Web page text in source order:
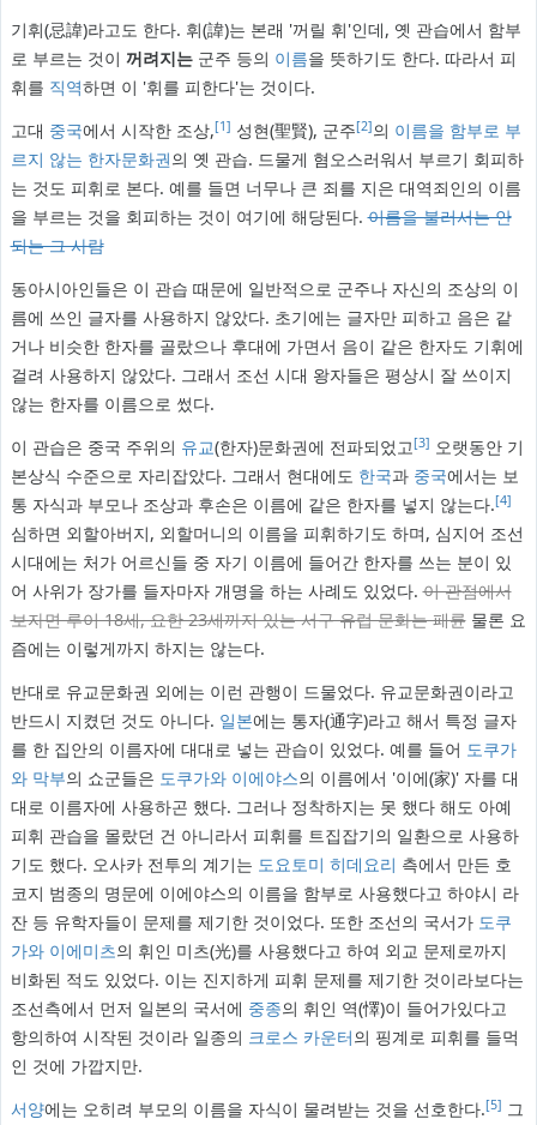
기휘(忌諱)라고도 한다. 휘(諱)는 본래 '꺼릴 휘'인데, 옛 관습에서 함부
로 부르는 것이 꺼려지는군주 등의 이름을 뜻하기도 한다. 따라서 피
휘를 직역하면 이 '휘를 피한다'는 것이다.
고대 중국에서 시작한 조상,[1] 성현(聖賢), 군주[2]의 이름을 함부로 부
르지 않는 한자문화권의 옛 관습. 드물게 혐오스러워서 부르기 회피하
는 것도 피휘로 본다. 예를 들면 너무나 큰 죄를 지은 대역죄인의 이름
을 부르는 것을 회피하는 것이 여기에 해당된다.이름을 불러서는 안
되는 그 사람
동아시아인들은 이 관습 때문에 일반적으로 군주나 자신의 조상의 이
름에 쓰인 글자를 사용하지 않았다. 초기에는 글자만 피하고 음은 같
거나 비슷한 한자를 골랐으나 후대에 가면서 음이 같은 한자도 기휘에
걸려 사용하지 않았다. 그래서 조선 시대 왕자들은 평상시 잘 쓰이지
않는 한자를 이름으로 썼다.
이 관습은 중국 주위의 유교(한자)문화권에 전파되었고[3] 오랫동안 기
본상식 수준으로 자리잡았다. 그래서 현대에도 한국과 중국에서는 보
통 자식과 부모나 조상과 후손은 이름에 같은 한자를 넣지 않는다.[4]
심하면 외할아버지, 외할머니의 이름을 피휘하기도 하며, 심지어 조선
시대에는 처가 어르신들 중 자기 이름에 들어간 한자를 쓰는 분이 있
어 사위가 장가를 들자마자 개명을 하는 사례도 있었다.이 관점에서
보자면 루이 18세, 요한 23세까지 있는 서구 유럽 문화는 패륜물론 요
즘에는 이렇게까지 하지는 않는다.
반대로 유교문화권 외에는 이런 관행이 드물었다. 유교문화권이라고
반드시 지켰던 것도 아니다. 일본에는 통자(通字)라고 해서 특정 글자
를 한 집안의 이름자에 대대로 넣는 관습이 있었다. 예를 들어 도쿠가
와 막부의 쇼군들은 도쿠가와 이에야스의 이름에서 '이에(家)' 자를 대
대로 이름자에 사용하곤 했다. 그러나 정착하지는 못 했다 해도 아예
피휘 관습을 몰랐던 건 아니라서 피휘를 트집잡기의 일환으로 사용하
기도 했다. 오사카 전투의 계기는 도요토미 히데요리 측에서 만든 호
코지 범종의 명문에 이에야스의 이름을 함부로 사용했다고 하야시 라
잔 등 유학자들이 문제를 제기한 것이었다. 또한 조선의 국서가 도쿠
가와 이에미츠의 휘인 미츠(光)를 사용했다고 하여 외교 문제로까지
비화된 적도 있었다. 이는 진지하게 피휘 문제를 제기한 것이라보다는
조선측에서 먼저 일본의 국서에 중종의 휘인 역(懌)이 들어가있다고
항의하여 시작된 것이라 일종의 크로스 카운터의 핑계로 피휘를 들먹
인 것에 가깝지만.
서양에는 오히려 부모의 이름을 자식이 물려받는 것을 선호한다.[5] 그